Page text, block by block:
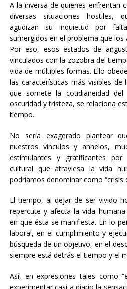
A la inversa de quienes enfrentan
diversas situaciones hostiles,
agudizan su inquietud por
sumergidos en el problema que los
Por eso, esos estados de
vinculados con la zozobra del
vida de múltiples formas. Ello
las características más visibles de
que somete la cotidianeidad
oscuridad y tristeza, se relaciona
tiempo.
No sería exagerado plantear
nuestros vínculos y anhelos,
estimulantes y gratificantes
cultural que atraviesa la vida
podríamos denominar como “crisis
El tiempo, al dejar de ser vivido
repercute y afecta la vida
en que ésta se manifiesta. En lo
laboral, en el cumplimiento y
búsqueda de un objetivo, en el
siempre está detrás el tiempo y el
Así, en expresiones tales como
experimentar casi a diario la